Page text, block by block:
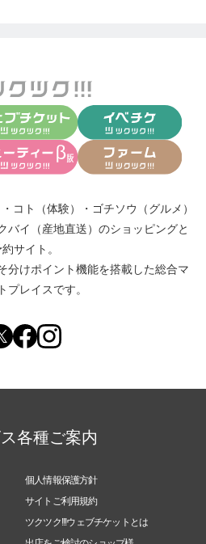
・ コト（体験） ・ ゴチソウ（グルメ）
バイ（産地直送） のショッピングと
サイト。
分けポイント機能を搭載した総合マ
プレイスです。
各種ご案内
個人情報保護方針
サイトご利用規約
ツクツク!!!ウェブチケットとは